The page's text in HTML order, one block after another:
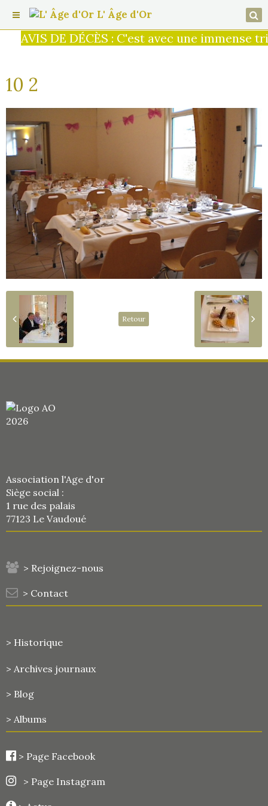
AVIS DE DÉCÈS : C'est avec une
L' Âge d'Or
10 2
Retour
Association l'Age d'or
Siège social :
1 rue des palais
77123 Le Vaudoué
> Rejoignez-nous
> Contact
> Historique
> Archives journaux
> Blog
> Albums
> Page Facebook
> Page Instagram